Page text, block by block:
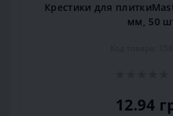
Крестики для
мм, 50
12.94